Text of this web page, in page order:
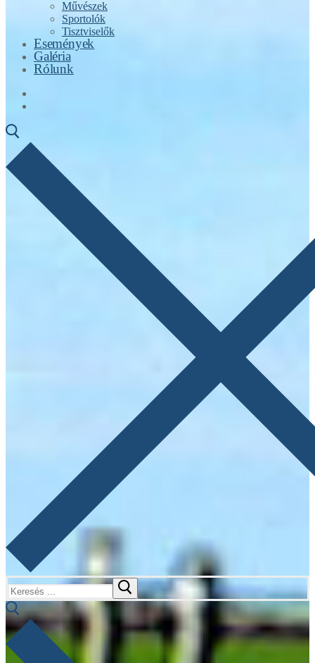
Művészek
Sportolók
Tisztviselők
Események
Galéria
Rólunk
Keresése: